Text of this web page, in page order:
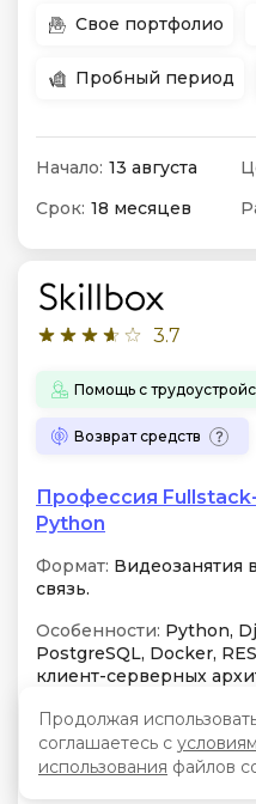
Свое портфолио
Пробный период
Начало: 13 августа
Срок: 18 месяцев
3.7
Помощь с
Возврат средств
Профессия
Python
Формат: Видеозанятия
связь.
Особенности: Python,
PostgreSQL, Docker,
клиент-серверных
Бессрочный доступ
Продолжая
соглашаетесь с
использования файлов